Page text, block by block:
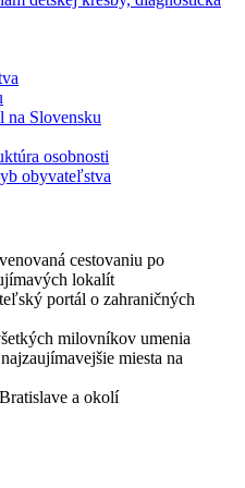
na Slovensku
osobnosti
obyvateľstva
cestovaniu po
lokalít
portál o zahraničných
milovníkov umenia
miesta na
a okolí